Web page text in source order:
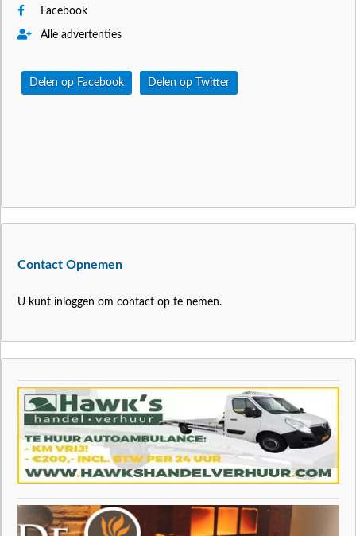
Facebook
Alle advertenties
Delen op Facebook Delen op Twitter
Contact Opnemen
U kunt inloggen om contact op te nemen.